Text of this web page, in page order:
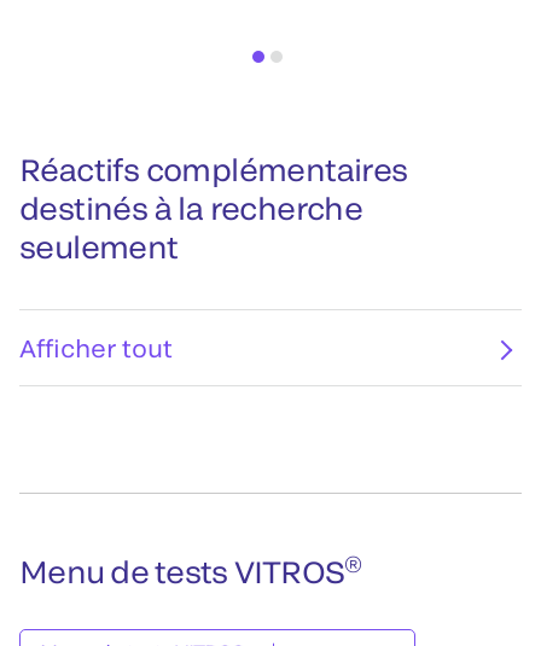
Réactifs complémentaires
destinés à la recherche
seulement
Afficher tout
Menu de tests VITROS®